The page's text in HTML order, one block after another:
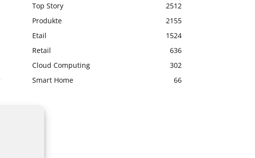
Top Story
2512
Produkte
2155
Etail
1524
Retail
636
Cloud Computing
302
Smart Home
66